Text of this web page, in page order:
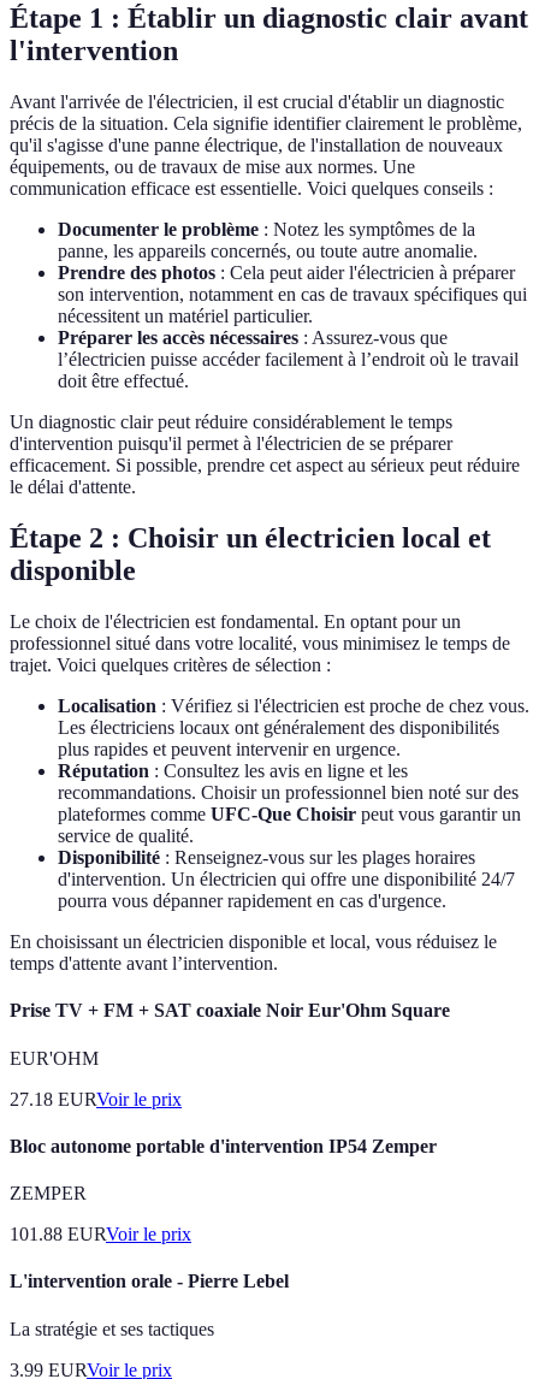
Étape 1 : Établir un diagnostic clair avant
l'intervention
Avant l'arrivée de l'électricien, il est crucial d'établir un diagnostic
précis de la situation. Cela signifie identifier clairement le problème,
qu'il s'agisse d'une panne électrique, de l'installation de nouveaux
équipements, ou de travaux de mise aux normes. Une
communication efficace est essentielle. Voici quelques conseils :
Documenter le problème : Notez les symptômes de la
panne, les appareils concernés, ou toute autre anomalie.
Prendre des photos : Cela peut aider l'électricien à préparer
son intervention, notamment en cas de travaux spécifiques qui
nécessitent un matériel particulier.
Préparer les accès nécessaires : Assurez-vous que
l’électricien puisse accéder facilement à l’endroit où le travail
doit être effectué.
Un diagnostic clair peut réduire considérablement le temps
d'intervention puisqu'il permet à l'électricien de se préparer
efficacement. Si possible, prendre cet aspect au sérieux peut réduire
le délai d'attente.
Étape 2 : Choisir un électricien local et
disponible
Le choix de l'électricien est fondamental. En optant pour un
professionnel situé dans votre localité, vous minimisez le temps de
trajet. Voici quelques critères de sélection :
Localisation : Vérifiez si l'électricien est proche de chez vous.
Les électriciens locaux ont généralement des disponibilités
plus rapides et peuvent intervenir en urgence.
Réputation : Consultez les avis en ligne et les
recommandations. Choisir un professionnel bien noté sur des
plateformes comme UFC-Que Choisir peut vous garantir un
service de qualité.
Disponibilité : Renseignez-vous sur les plages horaires
d'intervention. Un électricien qui offre une disponibilité 24/7
pourra vous dépanner rapidement en cas d'urgence.
En choisissant un électricien disponible et local, vous réduisez le
temps d'attente avant l’intervention.
Prise TV + FM + SAT coaxiale Noir Eur'Ohm Square
EUR'OHM
27.18 EURVoir le prix
Bloc autonome portable d'intervention IP54 Zemper
ZEMPER
101.88 EURVoir le prix
L'intervention orale - Pierre Lebel
La stratégie et ses tactiques
3.99 EURVoir le prix